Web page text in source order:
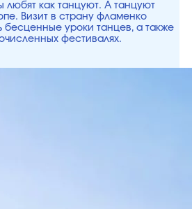
как танцуют. А танцуют
Визит в страну фламенко
бесценные уроки танцев, а также
фестивалях.